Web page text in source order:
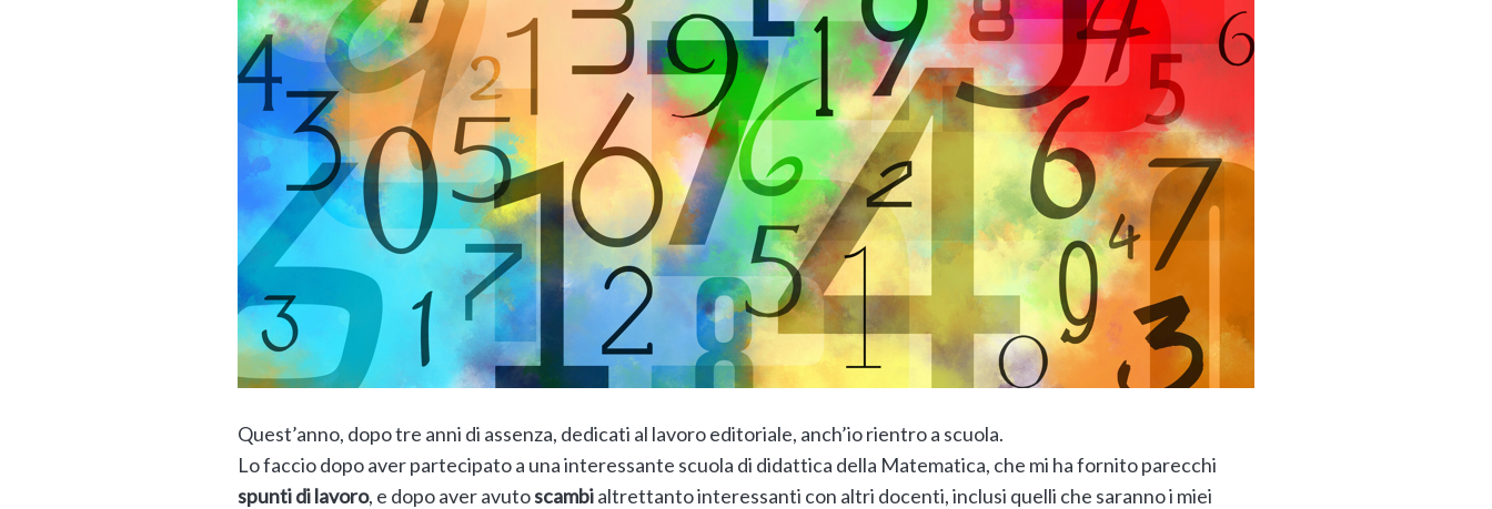
Quest’anno, dopo tre anni di assenza, dedicati al lavoro editoriale, anch’io rientro a scuola.
Lo faccio dopo aver partecipato a una interessante scuola di didattica della Matematica, che mi ha fornito parecchi
spunti di lavoro, e dopo aver avutoscambialtrettanto interessanti con altri docenti, inclusi quelli che saranno i miei